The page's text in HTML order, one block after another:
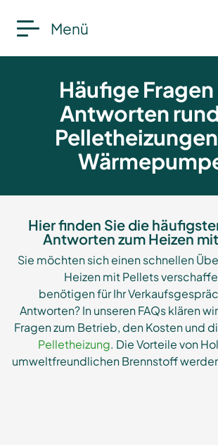
Menü
Häufige
Antworten
Hier finden Sie die
Antworten zum Heizen
Sie möchten sich einen schnellen
Heizen mit Pellets
benötigen für Ihr
Antworten? In unseren FAQs klären
Fragen zum Betrieb, den Kosten und
Pelletheizung. Die Vorteile von
umweltfreundlichen Brennstoff